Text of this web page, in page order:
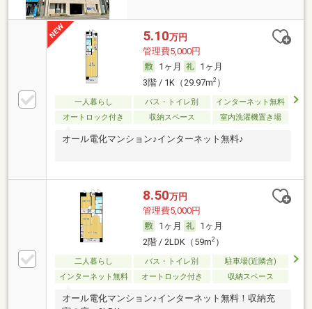
5.10万円
管理費5,000円
1ヶ月
1ヶ月
3階 / 1K（29.97m2）
一人暮らし バス・トイレ別
インターネット無料
オートロック付き
収納スペース 室内洗濯機置き場
オール電化マンション♪インターネット無料♪
8.50万円
管理費5,000円
1ヶ月
1ヶ月
2階 / 2LDK（59m2）
二人暮らし バス・トイレ別
駐車場(近隣含)
インターネット無料
オートロック付き 収納スペース
オール電化マンション♪インターネット無料！収納充